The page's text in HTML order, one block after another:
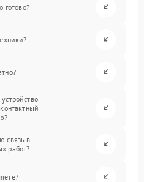
готово?
связь в
работ?